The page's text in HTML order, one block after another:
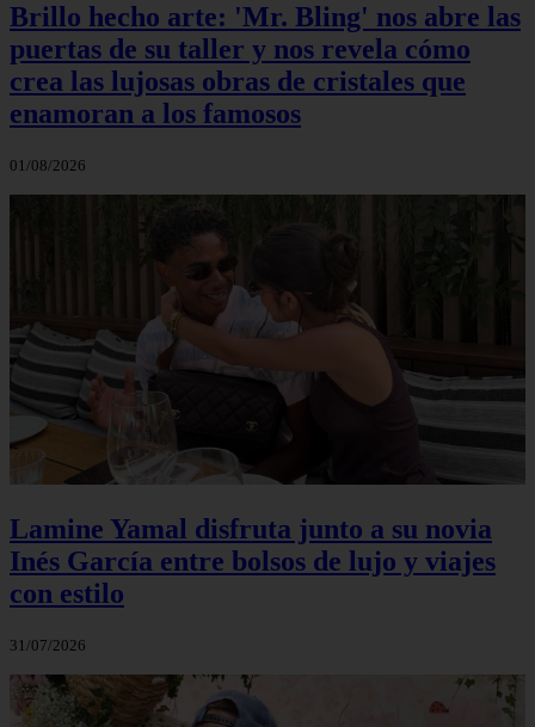
Brillo hecho arte: 'Mr. Bling' nos abre las
puertas de su taller y nos revela cómo
crea las lujosas obras de cristales que
enamoran a los famosos
01/08/2026
Lamine Yamal disfruta junto a su novia
Inés García entre bolsos de lujo y viajes
con estilo
31/07/2026